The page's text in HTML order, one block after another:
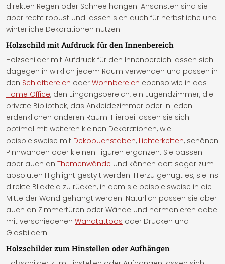
direkten Regen oder Schnee hängen. Ansonsten sind sie
aber recht robust und lassen sich auch für herbstliche und
winterliche Dekorationen nutzen.
Holzschild mit Aufdruck für den Innenbereich
Holzschilder mit Aufdruck für den Innenbereich lassen sich
dagegen in wirklich jedem Raum verwenden und passen in
den Schlafbereich oder Wohnbereich ebenso wie in das
Home Office, den Eingangsbereich, ein Jugendzimmer, die
private Bibliothek, das Ankleidezimmer oder in jeden
erdenklichen anderen Raum. Hierbei lassen sie sich
optimal mit weiteren kleinen Dekorationen, wie
beispielsweise mit Dekobuchstaben, Lichterketten, schönen
Pinnwänden oder kleinen Figuren ergänzen. Sie passen
aber auch an Themenwände und können dort sogar zum
absoluten Highlight gestylt werden. Hierzu genügt es, sie ins
direkte Blickfeld zu rücken, in dem sie beispielsweise in die
Mitte der Wand gehängt werden. Natürlich passen sie aber
auch an Zimmertüren oder Wände und harmonieren dabei
mit verschiedenen Wandtattoos oder Drucken und
Glasbildern.
Holzschilder zum Hinstellen oder Aufhängen